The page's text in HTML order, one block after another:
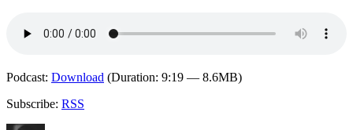
Podcast: Download (Duration: 9:19 — 8.6MB)
Subscribe: RSS